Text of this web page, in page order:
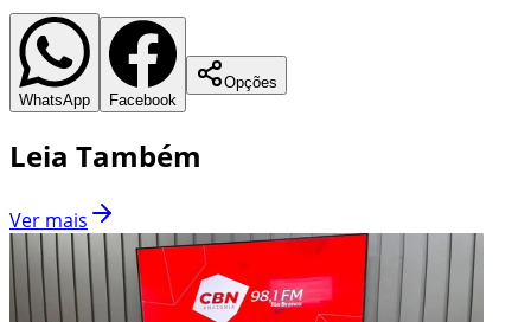
WhatsApp Facebook
Opções
Leia Também
Ver mais